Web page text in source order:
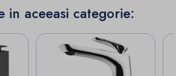
in aceeasi categorie: